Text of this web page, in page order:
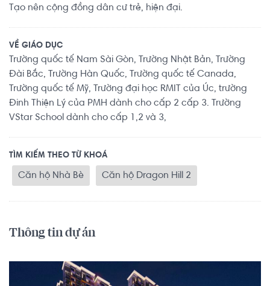
Tạo nên cộng đồng dân cư trẻ, hiện đại.
VỀ GIÁO DỤC
Trường quốc tế Nam Sài Gòn, Trường Nhật Bản, Trường
Đài Bắc, Trường Hàn Quốc, Trường quốc tế Canada,
Trường quốc tế Mỹ, Trường đại học RMIT của Úc, trường
Đinh Thiện Lý của PMH dành cho cấp 2 cấp 3. Trường
VStar School dành cho cấp 1,2 và 3,
TÌM KIẾM THEO TỪ KHOÁ
Căn hộ Nhà Bè Căn hộ Dragon Hill 2
Thông tin dự án